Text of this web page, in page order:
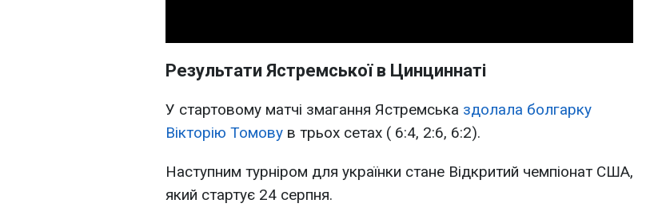
Результати Ястремської в Цинциннаті
У стартовому матчі змагання Ястремська здолала болгарку
Вікторію Томову в трьох сетах ( 6:4, 2:6, 6:2).
Наступним турніром для українки стане Відкритий чемпіонат США,
який стартує 24 серпня.